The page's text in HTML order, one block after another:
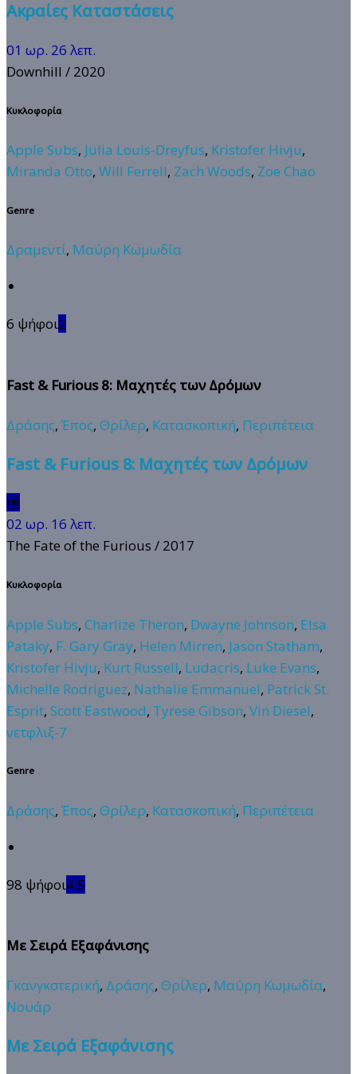
Ακραίες Καταστάσεις
01 ωρ. 26 λεπ.
Downhill / 2020
Κυκλοφορία
Apple Subs, Julia Louis-Dreyfus, Kristofer Hivju,
Miranda Otto, Will Ferrell, Zach Woods, Zoe Chao
Genre
Δραμεντί, Μαύρη Κωμωδία
6 ψήφοι2
Fast & Furious 8: Μαχητές των Δρόμων
Δράσης, Έπος, Θρίλερ, Κατασκοπική, Περιπέτεια
Fast & Furious 8: Μαχητές των Δρόμων
🆗
02 ωρ. 16 λεπ.
The Fate of the Furious / 2017
Κυκλοφορία
Apple Subs, Charlize Theron, Dwayne Johnson, Elsa
Pataky, F. Gary Gray, Helen Mirren, Jason Statham,
Kristofer Hivju, Kurt Russell, Ludacris, Luke Evans,
Michelle Rodriguez, Nathalie Emmanuel, Patrick St.
Esprit, Scott Eastwood, Tyrese Gibson, Vin Diesel,
νετφλιξ-7
Genre
Δράσης, Έπος, Θρίλερ, Κατασκοπική, Περιπέτεια
98 ψήφοι4.5
Με Σειρά Εξαφάνισης
Γκανγκστερική, Δράσης, Θρίλερ, Μαύρη Κωμωδία,
Νουάρ
Με Σειρά Εξαφάνισης